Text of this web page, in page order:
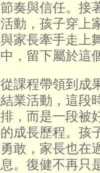
節奏與信任。接
活動，孩子穿上
與家長牽手走上
中，留下屬於這
從課程帶領到成
結業活動，這段
排，而是一段被
的成長歷程。孩
勇敢，家長也在
息。復健不再只